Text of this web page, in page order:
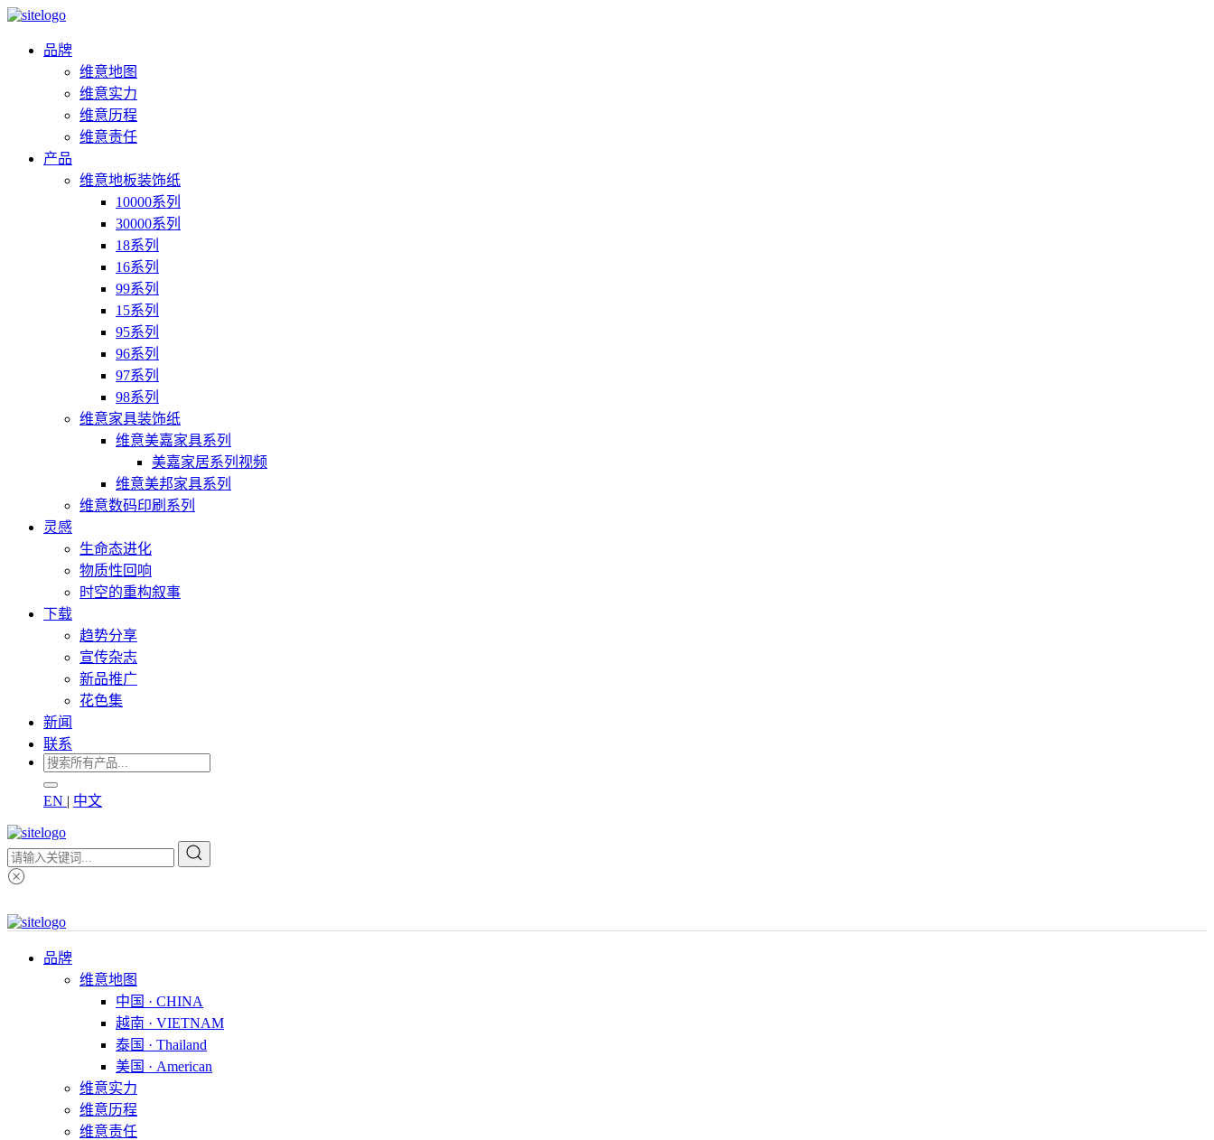
品牌
维意地图
维意实力
维意历程
维意责任
产品
维意地板装饰纸
10000系列
30000系列
18系列
16系列
99系列
15系列
95系列
96系列
97系列
98系列
维意家具装饰纸
维意美嘉家具系列
美嘉家居系列视频
维意美邦家具系列
维意数码印刷系列
灵感
生命态进化
物质性回响
时空的重构叙事
下载
趋势分享
宣传杂志
新品推广
花色集
新闻
联系
EN | 中文
品牌
维意地图
中国 · CHINA
越南 · VIETNAM
泰国 · Thailand
美国 · American
维意实力
维意历程
维意责任